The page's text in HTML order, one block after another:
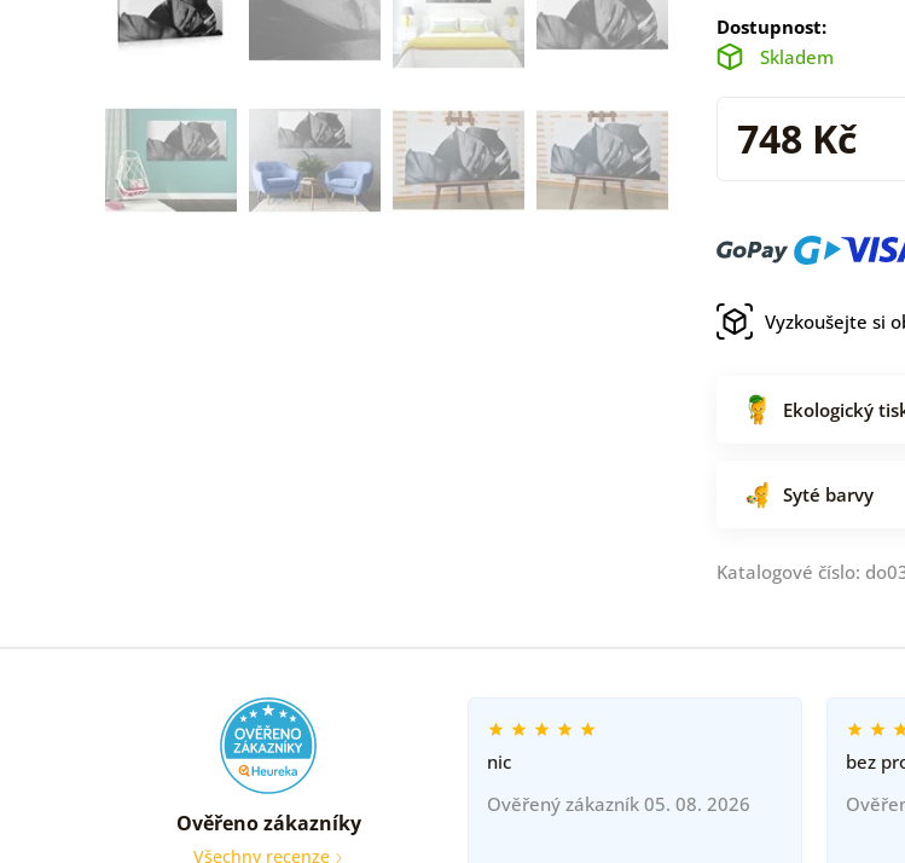
Dostupnost:
Skladem
748 Kč
Vyzkoušejte si
Ekologický
Syté barvy
Katalogové číslo:
Ověřeno zákazníky
Všechny recenze
nic
Ověřený zákazník 05. 08. 2026
bez